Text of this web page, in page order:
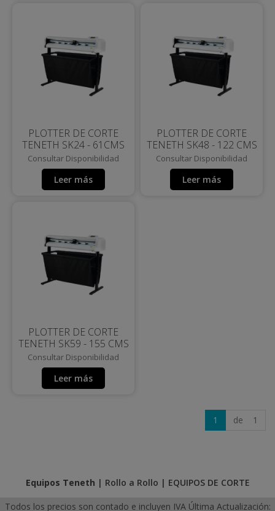
PLOTTER DE CORTE
TENETH SK24 - 61CMS
Consultar Disponibilidad
Leer más
PLOTTER DE CORTE
TENETH SK48 - 122 CMS
Consultar Disponibilidad
Leer más
PLOTTER DE CORTE
TENETH SK59 - 155 CMS
Consultar Disponibilidad
Leer más
1 de 1
Equipos Teneth | Rollo a Rollo | EQUIPOS DE CORTE
Todos los precios son contado e incluyen IVA Última Actualización: